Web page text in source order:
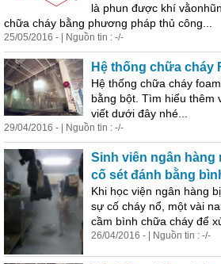
là phun được khí
chữa cháy bằng phương pháp thủ công...
25/05/2016 - | Nguồn tin : -/-
Hệ thống chữa cháy
Hệ thống chữa cháy
bằng bột. Tìm hiểu thêm
viết dưới đây nhé...
29/04/2016 - | Nguồn tin : -/-
Sinh viên ngân
cố sét đánh bằng
Khi học viện ngân hàng
sự cố cháy nổ, một vài
cầm bình chữa cháy để
26/04/2016 - | Nguồn tin : -/-